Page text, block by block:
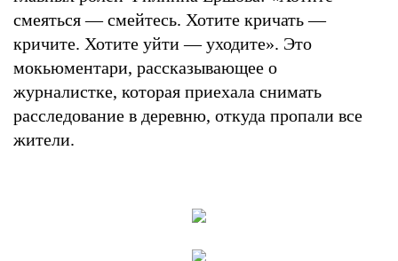
смеяться — смейтесь. Хотите кричать —
кричите. Хотите уйти — уходите». Это
мокьюментари, рассказывающее о
журналистке, которая приехала снимать
расследование в деревню, откуда пропали все
жители.